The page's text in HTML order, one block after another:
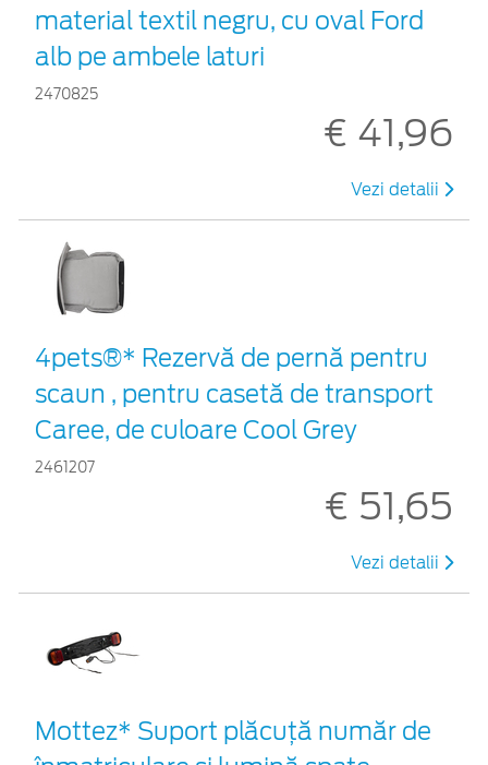
material textil negru, cu oval Ford
alb pe ambele laturi
2470825
€ 41,96
Vezi detalii
4pets®* Rezervă de pernă pentru
scaun , pentru casetă de transport
Caree, de culoare Cool Grey
2461207
€ 51,65
Vezi detalii
Mottez* Suport plăcuță număr de